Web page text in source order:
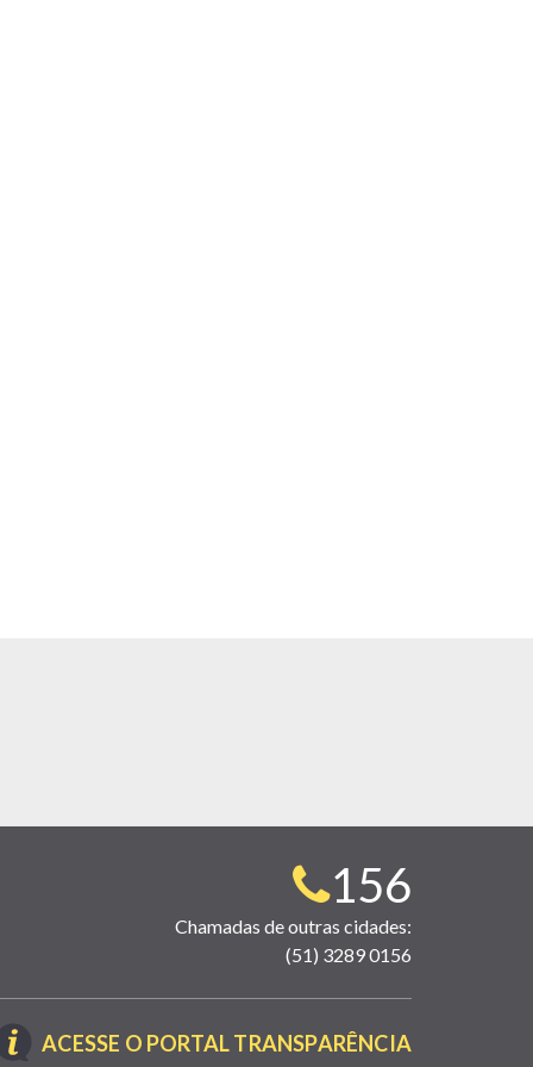
Telefone
para
contato:
156
Chamadas de outras cidades:
(51) 3289 0156
ACESSE O PORTAL TRANSPARÊNCIA(LINK